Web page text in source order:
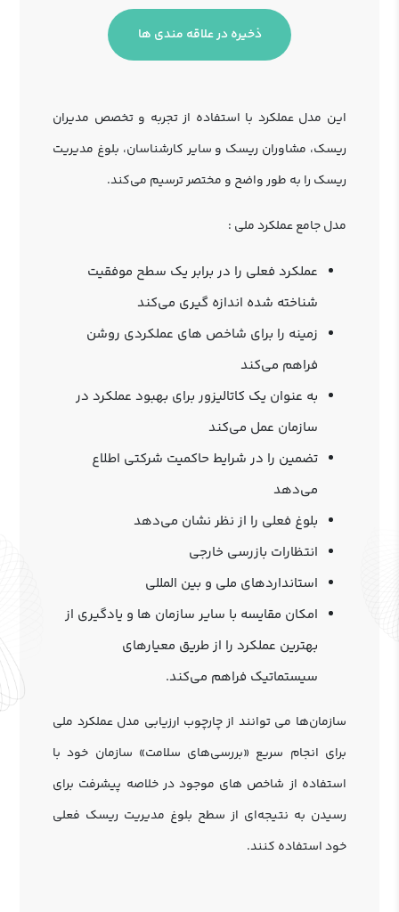
ذخیره در علاقه مندی ها
این مدل عملکرد با استفاده از تجربه و تخصص مدیران
ریسک، مشاوران ریسک و سایر کارشناسان، بلوغ مدیریت
ریسک را به طور واضح و مختصر ترسیم می‌کند.
مدل جامع عملکرد ملی :
عملکرد فعلی را در برابر یک سطح موفقیت
شناخته شده اندازه گیری می‌کند
زمینه را برای شاخص های عملکردی روشن
فراهم می‌کند
به عنوان یک کاتالیزور برای بهبود عملکرد در
سازمان عمل می‌کند
تضمین را در شرایط حاکمیت شرکتی اطلاع
می‌دهد
بلوغ فعلی را از نظر نشان می‌دهد
انتظارات بازرسی خارجی
استانداردهای ملی و بین المللی
امکان مقایسه با سایر سازمان ها و یادگیری از
بهترین عملکرد را از طریق معیارهای
سیستماتیک فراهم می‌کند.
سازمان‌ها می ‌توانند از چارچوب ارزیابی مدل عملکرد ملی
برای انجام سریع «بررسی‌های سلامت» سازمان خود با
استفاده از شاخص ‌های موجود در خلاصه پیشرفت برای
رسیدن به نتیجه‌ای از سطح بلوغ مدیریت ریسک فعلی
خود استفاده کنند.